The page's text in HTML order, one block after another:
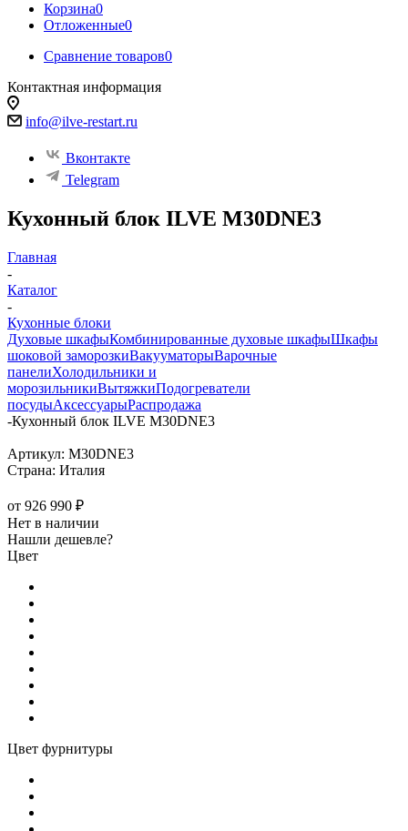
Корзина0
Отложенные0
Сравнение товаров0
Контактная информация
info@ilve-restart.ru
Вконтакте
Telegram
Кухонный блок ILVE M30DNE3
Главная
-
Каталог
-
Кухонные блоки
Духовые шкафыКомбинированные духовые шкафыШкафы
шоковой заморозкиВакууматорыВарочные
панелиХолодильники и
морозильникиВытяжкиПодогреватели
посудыАксессуарыРаспродажа
-Кухонный блок ILVE M30DNE3
Артикул: M30DNE3
Страна: Италия
от 926 990 ₽
Нет в наличии
Нашли дешевле?
Цвет
Цвет фурнитуры